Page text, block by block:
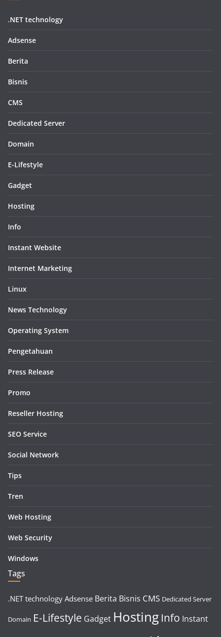
.NET technology
Adsense
Berita
Bisnis
CMS
Dedicated Server
Domain
E-Lifestyle
Gadget
Hosting
Info
Instant Website
Internet Marketing
Linux
News Technology
Operating System
Pengetahuan
Press Release
Promo
Reseller Hosting
SEO Service
Social Network
Tips
Tren
Web Hosting
Web Security
Windows
Tags
.NET technology Adsense Berita Bisnis CMS Dedicated Server
Domain E-Lifestyle Gadget Hosting Info Instant